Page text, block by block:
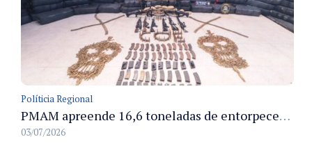
Políticia Regional
PMAM apreende 16,6 toneladas de entorpecentes e registra aumento nas prisões em flagrante e nas capturas de foragidos no primeiro semestre de 2026
03/07/2026